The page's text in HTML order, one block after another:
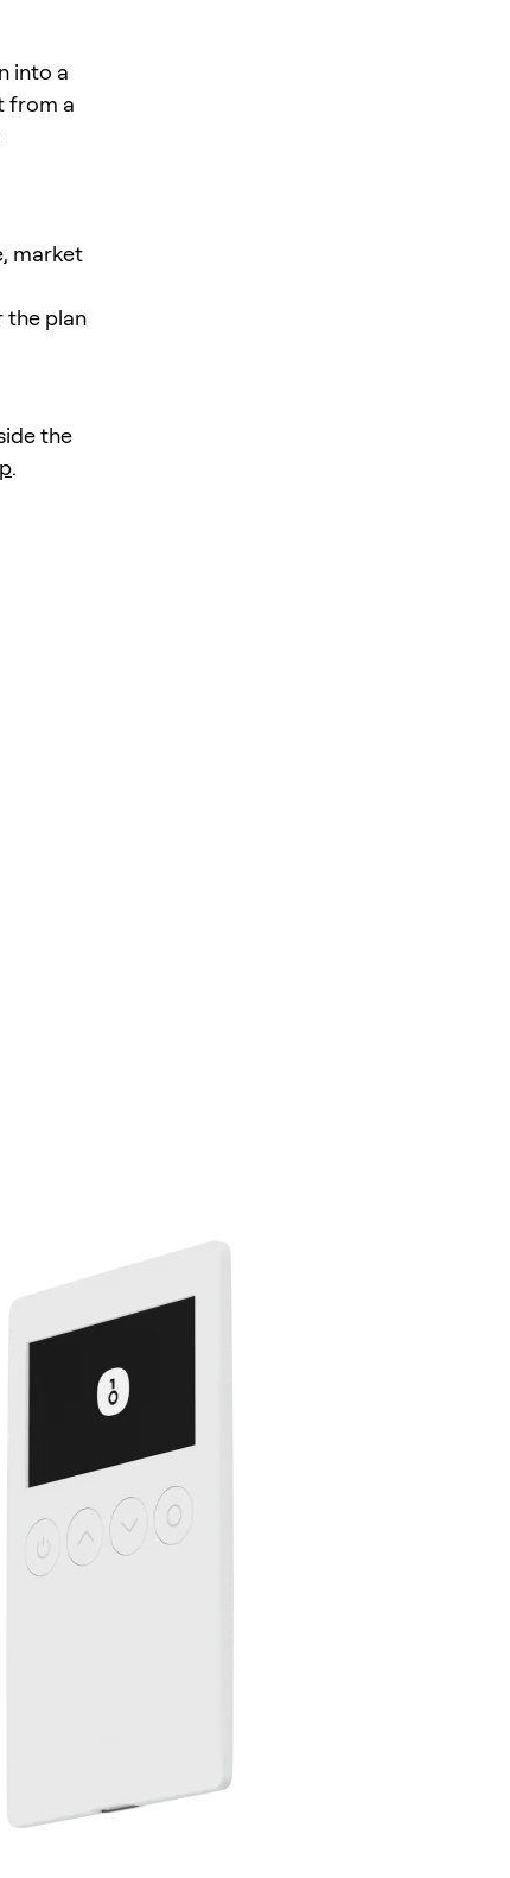
into a
from a
market
the plan
the
.